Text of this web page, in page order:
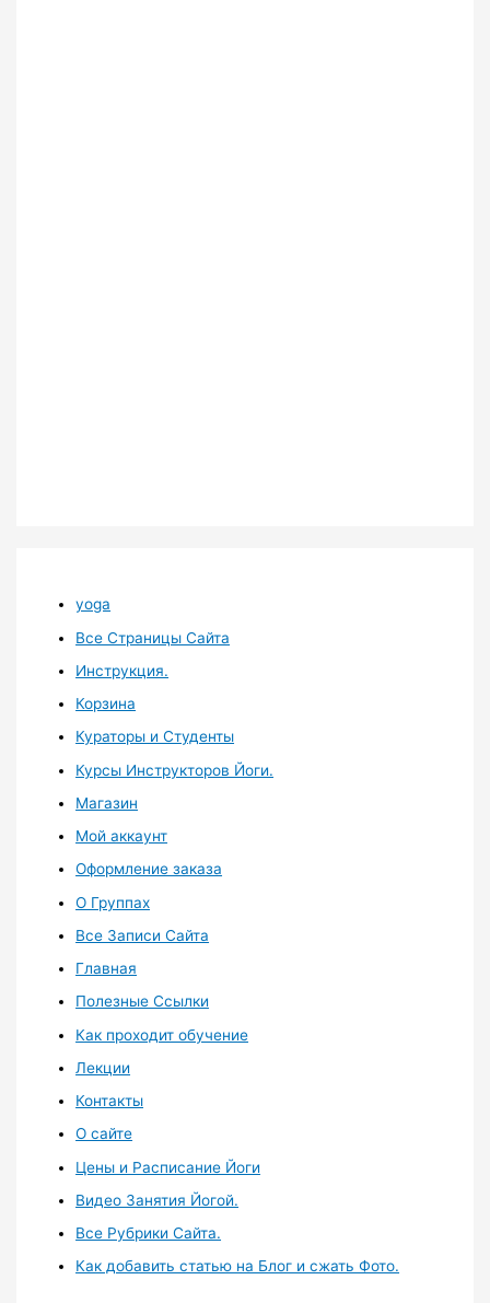
yoga
Все Страницы Сайта
Инструкция.
Корзина
Кураторы и Студенты
Курсы Инструкторов Йоги.
Магазин
Мой аккаунт
Оформление заказа
О Группах
Все Записи Сайта
Главная
Полезные Ссылки
Как проходит обучение
Лекции
Контакты
О сайте
Цены и Расписание Йоги
Видео Занятия Йогой.
Все Рубрики Сайта.
Как добавить статью на Блог и сжать Фото.